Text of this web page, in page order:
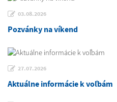
03.08.2026
Pozvánky na víkend
27.07.2026
Aktuálne informácie k voľbám